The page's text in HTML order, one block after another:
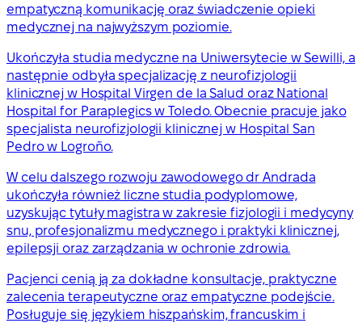
empatyczną komunikację oraz świadczenie opieki
medycznej na najwyższym poziomie.
Ukończyła studia medyczne na Uniwersytecie w Sewilli, a
następnie odbyła specjalizację z neurofizjologii
klinicznej w Hospital Virgen de la Salud oraz National
Hospital for Paraplegics w Toledo. Obecnie pracuje jako
specjalista neurofizjologii klinicznej w Hospital San
Pedro w Logroño.
W celu dalszego rozwoju zawodowego dr Andrada
ukończyła również liczne studia podyplomowe,
uzyskując tytuły magistra w zakresie fizjologii i medycyny
snu, profesjonalizmu medycznego i praktyki klinicznej,
epilepsji oraz zarządzania w ochronie zdrowia.
Pacjenci cenią ją za dokładne konsultacje, praktyczne
zalecenia terapeutyczne oraz empatyczne podejście.
Posługuje się językiem hiszpańskim, francuskim i